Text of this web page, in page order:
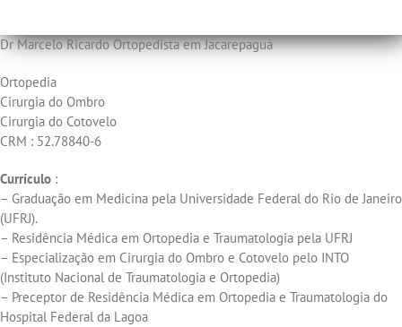
Dr Marcelo Ricardo Ortopedista em Jacarepaguá
Ortopedia
Cirurgia do Ombro
Cirurgia do Cotovelo
CRM : 52.78840-6
Currículo:
– Graduação em Medicina pela Universidade Federal do Rio de Janeiro
(UFRJ).
– Residência Médica em Ortopedia e Traumatologia pela UFRJ
– Especialização em Cirurgia do Ombro e Cotovelo pelo INTO
(Instituto Nacional de Traumatologia e Ortopedia)
– Preceptor de Residência Médica em Ortopedia e Traumatologia do
Hospital Federal da Lagoa